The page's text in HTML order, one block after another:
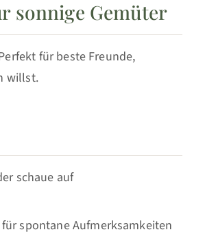
sonnige Gemüter
für beste Freunde,
willst.
schaue auf
spontane Aufmerksamkeiten